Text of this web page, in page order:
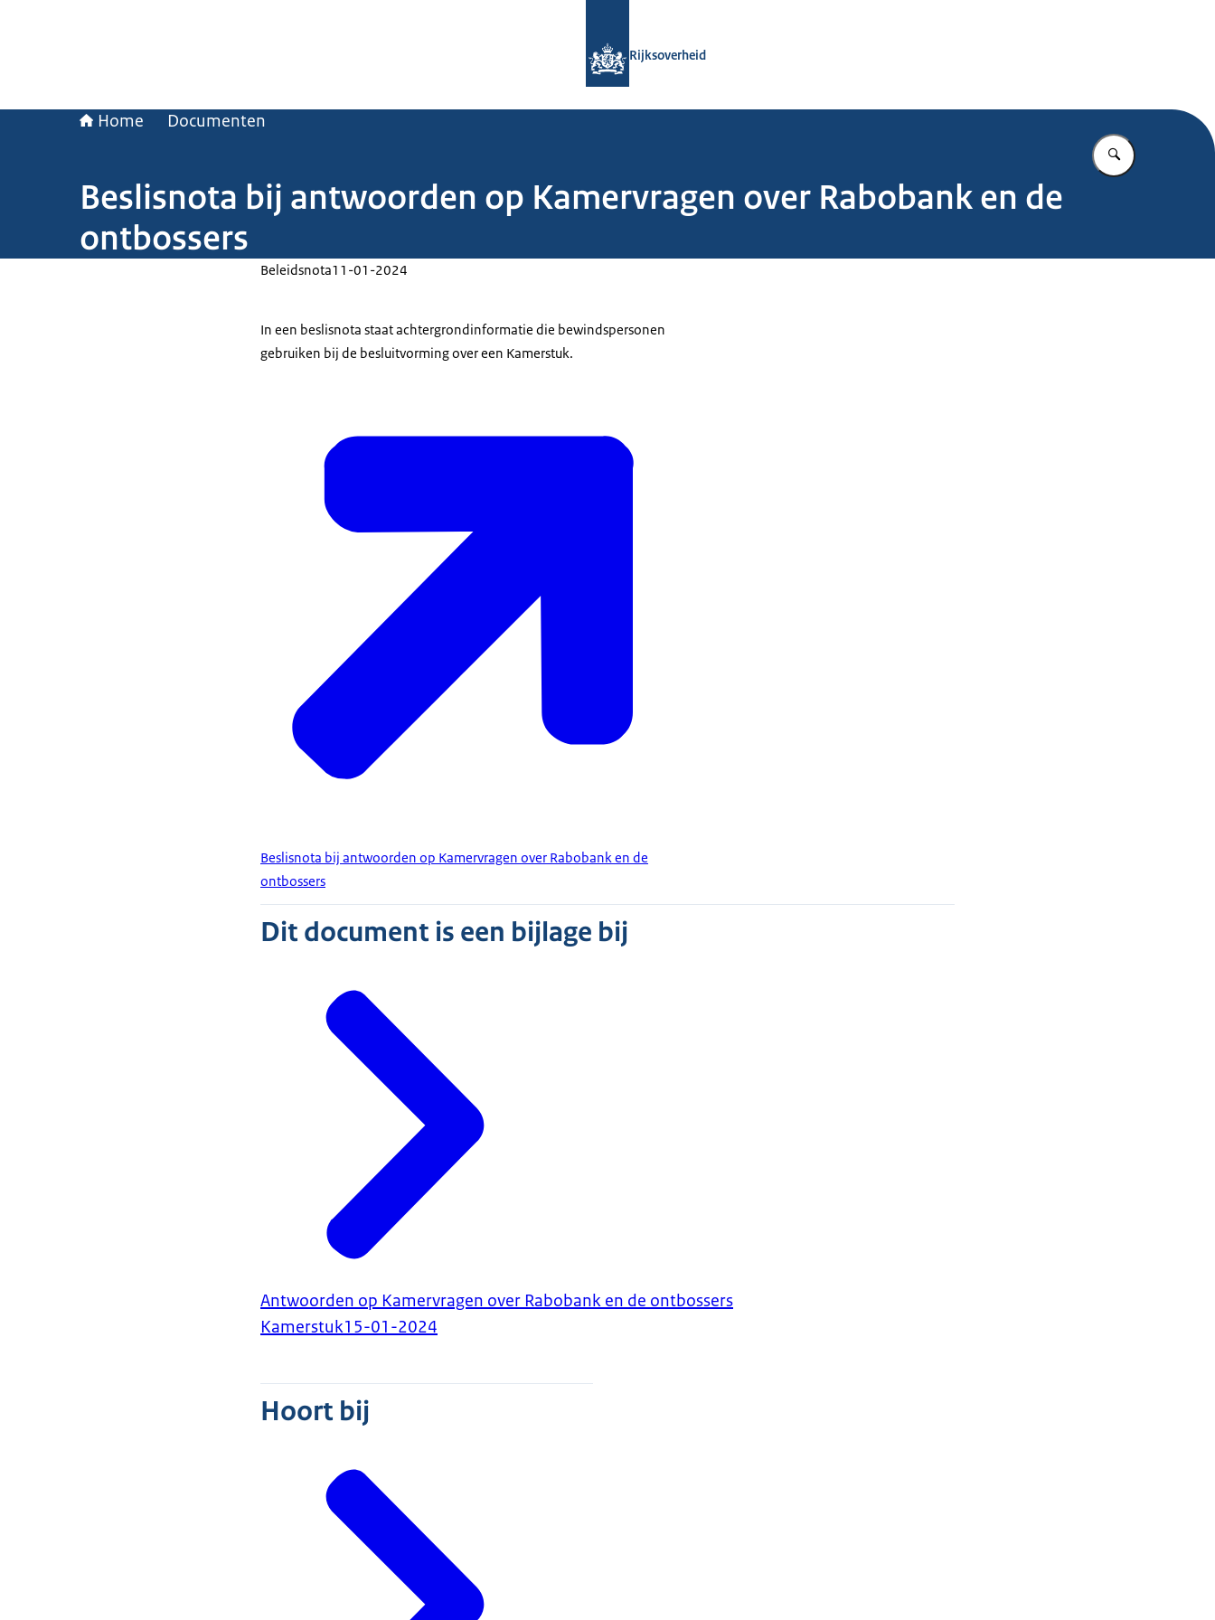
Rijksoverheid
Home Documenten
Vul in wat u
Beslisnota bij antwoorden op Kamervragen over Rabobank en de
ontbossers
Beleidsnota11-01-2024
In een beslisnota staat achtergrondinformatie die bewindspersonen
gebruiken bij de besluitvorming over een Kamerstuk.
Beslisnota bij antwoorden op Kamervragen over Rabobank en de
ontbossers
Dit document is een bijlage bij
Antwoorden op Kamervragen over Rabobank en de ontbossers
Kamerstuk15-01-2024
Hoort bij